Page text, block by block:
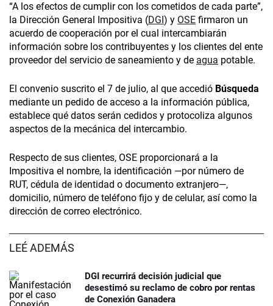
“A los efectos de cumplir con los cometidos de cada parte”,
la Dirección General Impositiva (DGI) y OSE firmaron un
acuerdo de cooperación por el cual intercambiarán
información sobre los contribuyentes y los clientes del ente
proveedor del servicio de saneamiento y de agua potable.
El convenio suscrito el 7 de julio, al que accedió Búsqueda
mediante un pedido de acceso a la información pública,
establece qué datos serán cedidos y protocoliza algunos
aspectos de la mecánica del intercambio.
Respecto de sus clientes, OSE proporcionará a la
Impositiva el nombre, la identificación —por número de
RUT, cédula de identidad o documento extranjero—,
domicilio, número de teléfono fijo y de celular, así como la
dirección de correo electrónico.
LEÉ ADEMÁS
DGI recurrirá decisión judicial que
desestimó su reclamo de cobro por rentas
de Conexión Ganadera